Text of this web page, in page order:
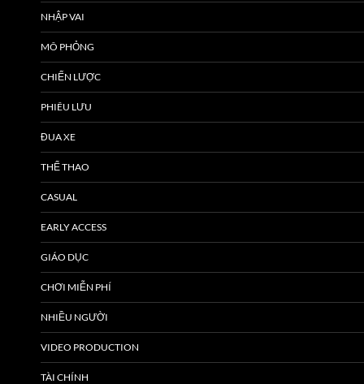
NHẬP VAI
MÔ PHỎNG
CHIẾN LƯỢC
PHIÊU LƯU
ĐUA XE
THỂ THAO
CASUAL
EARLY ACCESS
GIÁO DỤC
CHƠI MIỄN PHÍ
NHIỀU NGƯỜI
VIDEO PRODUCTION
TÀI CHÍNH